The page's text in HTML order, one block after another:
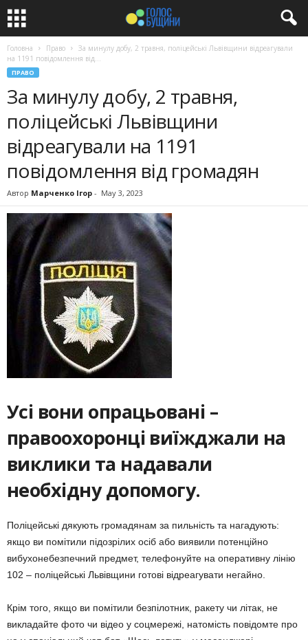
Головна Право
За минулу добу, 2 травня, поліцейські Львівщини відреагували
на 1191 повідомлення від...
ПРАВО
За минулу добу, 2 травня,
поліцейські Львівщини
відреагували на 1191
повідомлення від громадян
Автор Марченко Ігор - May 3, 2023
Усі вони опрацьовані –
правоохоронці виїжджали на
виклики та надавали
необхідну допомогу.
Поліцейські дякують громадянам за пильність та нагадують:
якщо ви помітили підозрілих осіб або виявили потенційно
вибухонебезпечний предмет, телефонуйте на оперативну лінію
102 – поліцейські Львівщини готові відреагувати негайно.
Крім того, якщо ви помітили безпілотник, ракету чи літак, не
викладайте фото чи відео у соцмережі, натомість повідомте про